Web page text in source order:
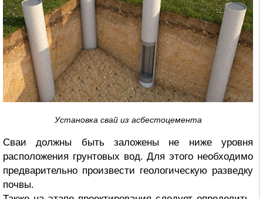
Установка свай из асбестоцемента
Сваи должны быть заложены не ниже уровня
расположения грунтовых вод. Для этого необходимо
предварительно произвести геологическую разведку
почвы.